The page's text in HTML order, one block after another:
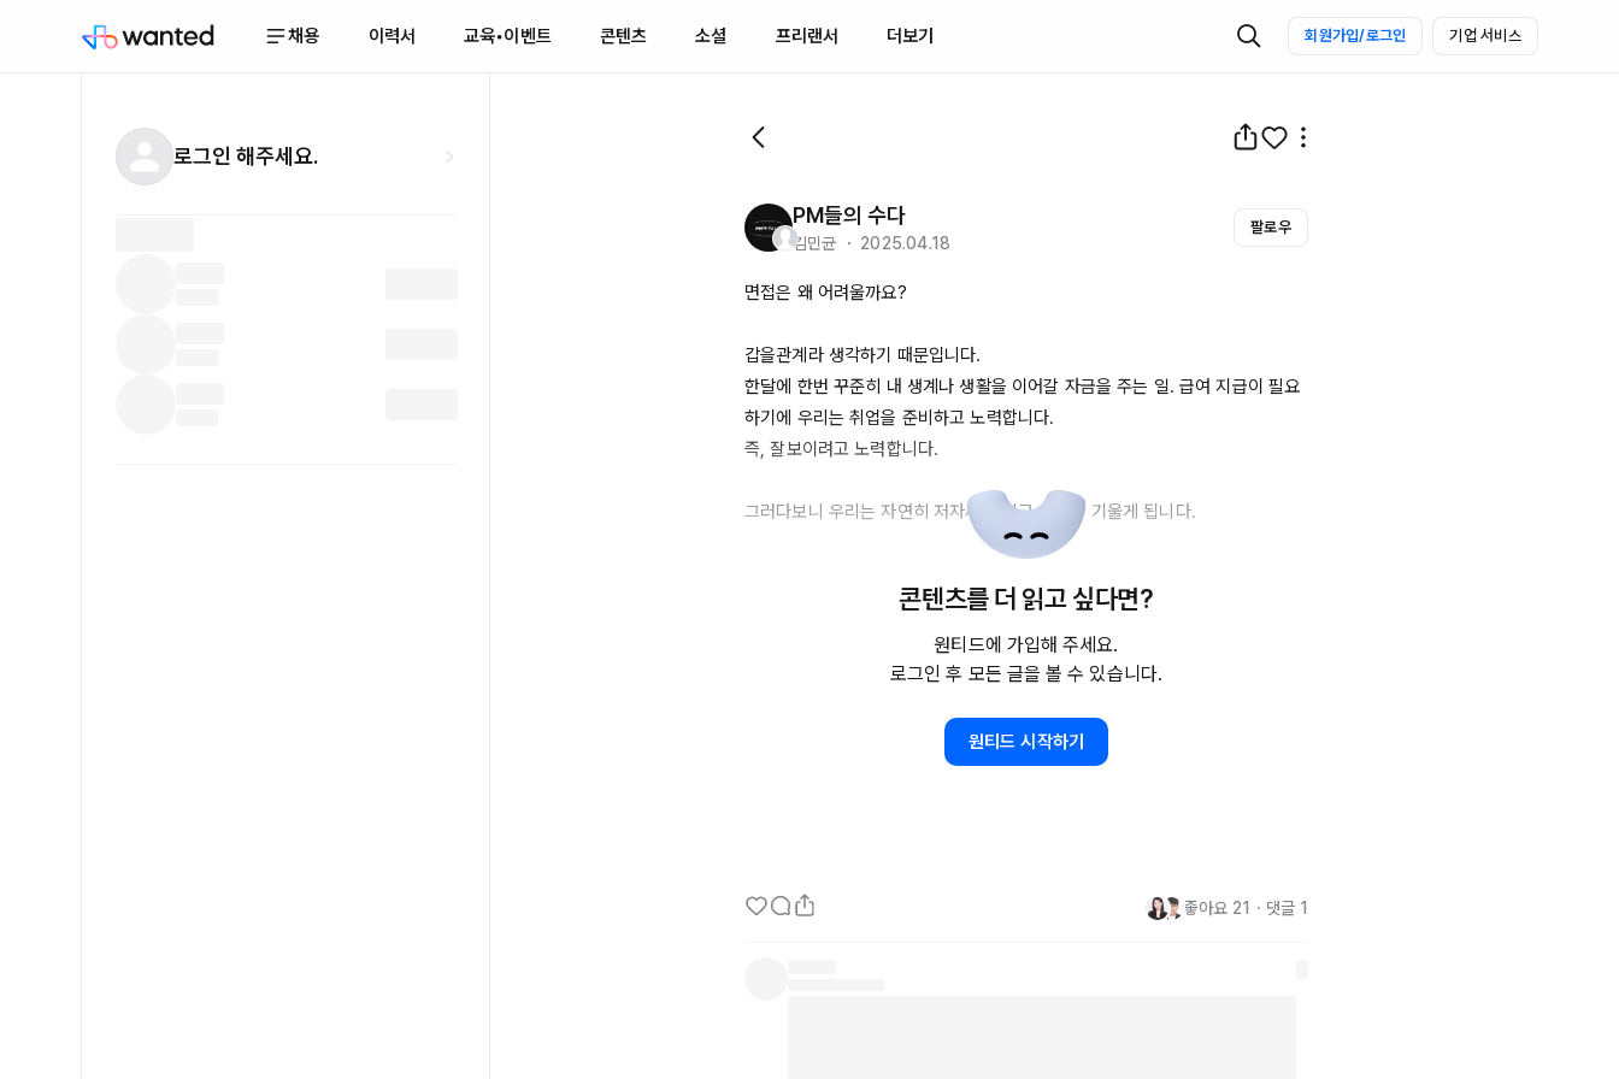
채용 이력서 교육•이벤트 콘텐츠 소셜 프리랜서 더보기 회원가입/로그인 기업 서비스
로그인 해주세요.
PM들의 수다
김민균 ・ 2025.04.18
팔로우
면접은 왜 어려울까요?
갑을관계라 생각하기 때문입니다.
한달에 한번 꾸준히 내 생계나 생활을 이어갈 자금을 주는 일. 급여 지급이 필요
하기에 우리는 취업을 준비하고 노력합니다.
즉, 잘보이려고 노력합니다.
그러다보니 우리는 자연히 저자세가 되고 태도가 기울게 됩니다.
검증을 중심으로 행동합니다.
생각보다 많은 사람들이 거짓을 품고 찾아 옵니다.
자신의 이야기를 과하게 꾸며서 제공하는 사례들이 보이고, 타인의 업무를 본인
그렇기에 기업이 지니는 날카로운 질문에, 예상치 못한 질문에 당황합니다.
실수 하나, 이 말 한마디가 탈락을 만들 것 같고, 이 하나의 실수가 자신에게 온
콘텐츠를 더 읽고 싶다면?
원티드에 가입해 주세요.
로그인 후 모든 글을 볼 수 있습니다.
원티드 시작하기
좋아요 21 ・ 댓글 1